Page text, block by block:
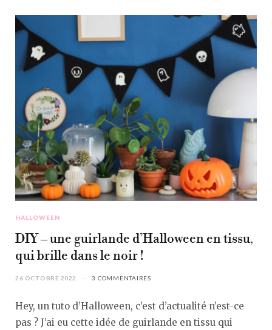
HALLOWEEN
DIY – une guirlande d’Halloween en tissu,
qui brille dans le noir !
26 OCTOBRE 2022 3 COMMENTAIRES
Hey, un tuto d’Halloween, c’est d’actualité n’est-ce
pas ? J’ai eu cette idée de guirlande en tissu qui